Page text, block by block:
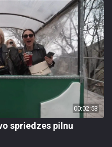
00:02:53
spriedzes pilnu